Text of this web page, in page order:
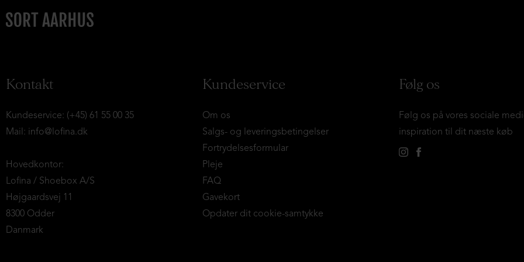
Kontakt
Kundeservice: (+45) 61 55 00 35
Mail: info@lofina.dk
Hovedkontor:
Lofina / Shoebox A/S
Højgaardsvej 11
8300 Odder
Danmark
Kundeservice
Om os
Salgs- og leveringsbetingelser
Fortrydelsesformular
Pleje
FAQ
Gavekort
Opdater dit cookie-samtykke
Følg os
Følg os på vores sociale
inspiration til dit næste køb